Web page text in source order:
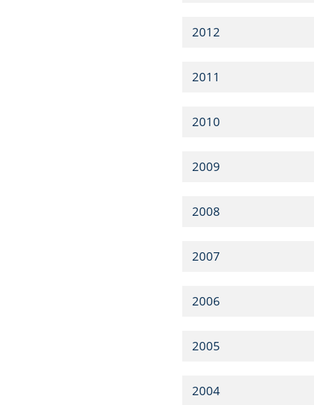
2012
2011
2010
2009
2008
2007
2006
2005
2004